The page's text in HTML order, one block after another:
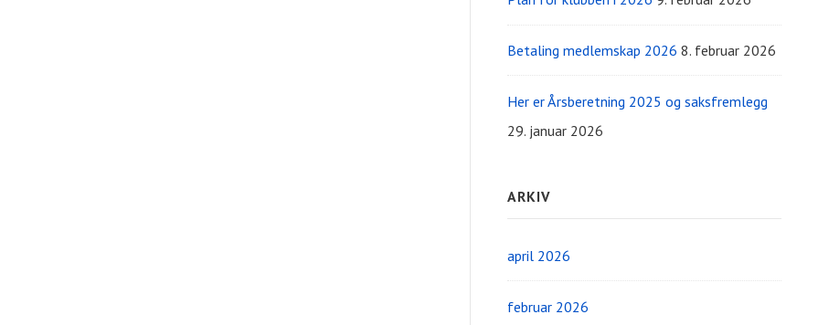
Betaling medlemskap 2026 8. februar 2026
Her er Årsberetning 2025 og saksfremlegg
29. januar 2026
ARKIV
april 2026
februar 2026